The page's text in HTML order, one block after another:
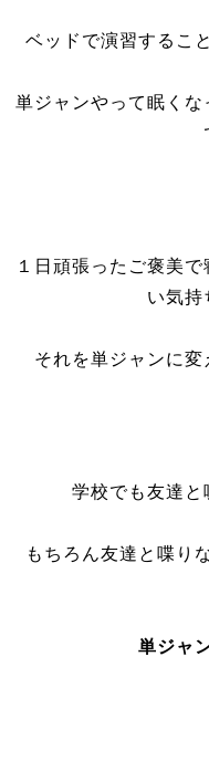
ベッドで演習するこ
単ジャンやって眠くな
１日頑張ったご褒美
い気持
それを単ジャンに変
学校でも友達と
もちろん友達と喋り
単ジャ